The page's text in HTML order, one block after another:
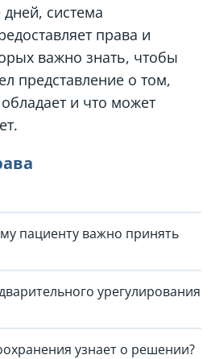
система
права и
важно знать, чтобы
представление о том,
и что может
пациенту важно принять
урегулирования
узнает о решении?